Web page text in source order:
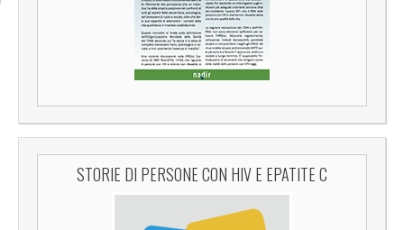
STORIE DI PERSONE CON HIV E EPATITE C